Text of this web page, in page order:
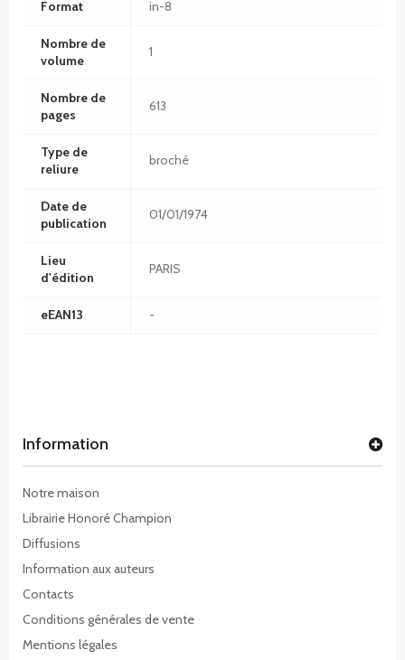
Format in-8
Nombre de
volume
1
Nombre de
pages
613
Type de
reliure
broché
Date de
publication
01/01/1974
Lieu
d'édition
PARIS
eEAN13 -
Information
Notre maison
Librairie Honoré Champion
Diffusions
Information aux auteurs
Contacts
Conditions générales de vente
Mentions légales